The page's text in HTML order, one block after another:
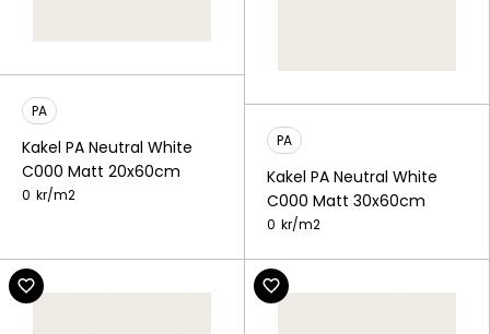
PA
Kakel PA Neutral White
C000 Matt 20x60cm
0 kr/m2
PA
Kakel PA Neutral White
C000 Matt 30x60cm
0 kr/m2